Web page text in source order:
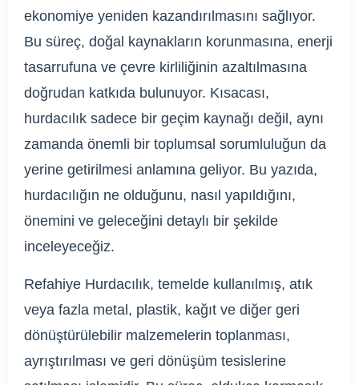
ekonomiye yeniden kazandırılmasını sağlıyor.
Bu süreç, doğal kaynakların korunmasına, enerji
tasarrufuna ve çevre kirliliğinin azaltılmasına
doğrudan katkıda bulunuyor. Kısacası,
hurdacılık sadece bir geçim kaynağı değil, aynı
zamanda önemli bir toplumsal sorumluluğun da
yerine getirilmesi anlamına geliyor. Bu yazıda,
hurdacılığın ne olduğunu, nasıl yapıldığını,
önemini ve geleceğini detaylı bir şekilde
inceleyeceğiz.
Refahiye Hurdacılık, temelde kullanılmış, atık
veya fazla metal, plastik, kağıt ve diğer geri
dönüştürülebilir malzemelerin toplanması,
ayrıştırılması ve geri dönüşüm tesislerine